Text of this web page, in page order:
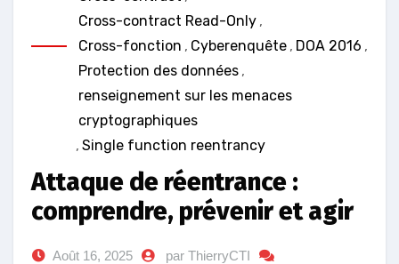
Cross-contract Read-Only ,
Cross-fonction , Cyberenquête , DOA 2016 ,
Protection des données ,
renseignement sur les menaces
cryptographiques
, Single function reentrancy
Attaque de réentrance :
comprendre, prévenir et agir
Août 16, 2025
par ThierryCTI